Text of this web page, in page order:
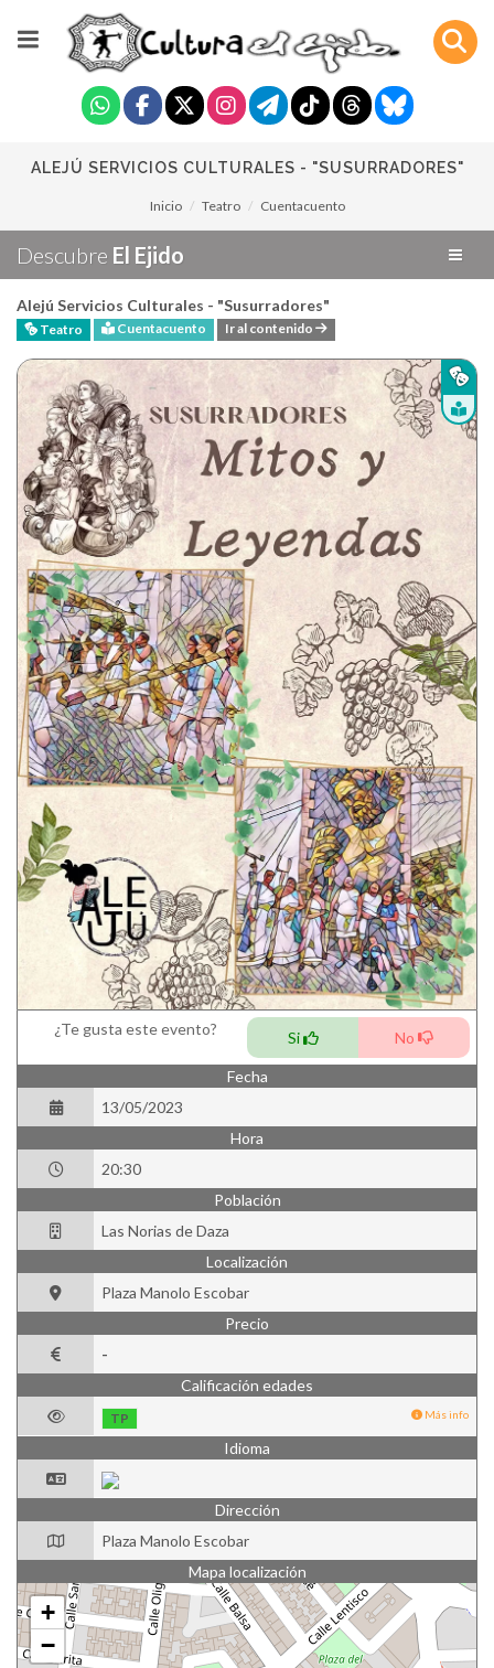
ALEJÚ SERVICIOS CULTURALES - "SUSURRADORES"
Inicio Teatro Cuentacuento
Descubre El Ejido
Alejú Servicios Culturales - "Susurradores"
Teatro Cuentacuento Ir al contenido
¿Te gusta este evento? Si No
Fecha
13/05/2023
Hora
20:30
Población
Las Norias de Daza
Localización
Plaza Manolo Escobar
Precio
-
Calificación edades
TP Más info
Idioma
Dirección
Plaza Manolo Escobar
Mapa localización
+
−